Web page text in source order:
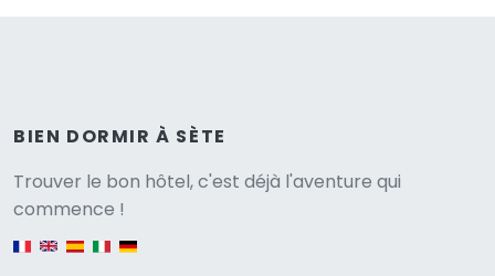
BIEN DORMIR À SÈTE
Trouver le bon hôtel, c'est déjà l'aventure qui
commence !
English version